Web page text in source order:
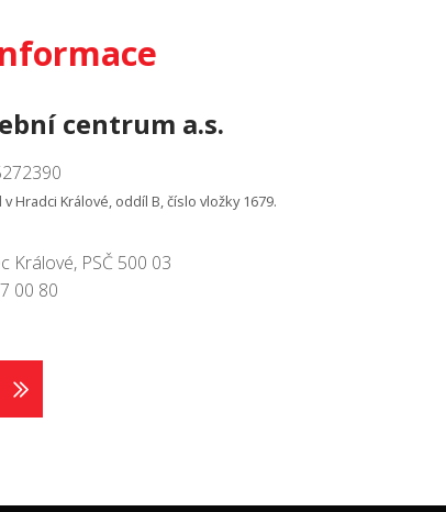
centrum a.s.
Hradci Králové, oddíl B, číslo vložky 1679.
Králové, PSČ 500 03
00 80